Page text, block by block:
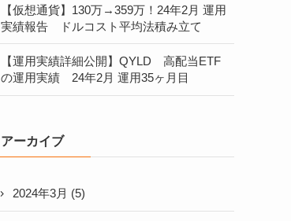
【仮想通貨】130万→359万！24年2月 運用
実績報告 ドルコスト平均法積み立て
【運用実績詳細公開】QYLD 高配当ETF
の運用実績 24年2月 運用35ヶ月目
アーカイブ
2024年3月 (5)